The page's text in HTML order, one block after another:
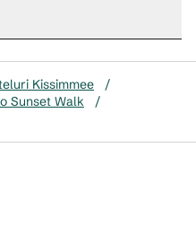
Kissimmee
/
Sunset Walk
/